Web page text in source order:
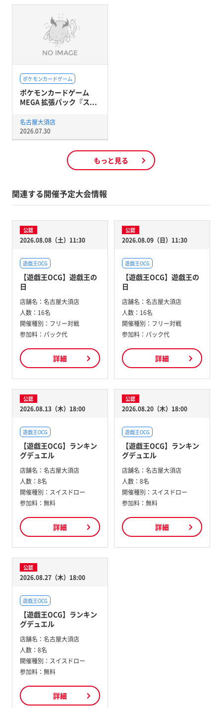
ポケモンカードゲーム
ポケモンカードゲーム
MEGA 拡張パック『ス...
名古屋大須店
2026.07.30
もっと見る
関連する開催予定大会情報
公認
2026.08.08（土）11:30
遊戯王OCG
【遊戯王OCG】遊戯王の
日
店舗名： 名古屋大須店
人数： 16名
開催種別： フリー対戦
参加料： パック代
詳細
公認
2026.08.09（日）11:30
遊戯王OCG
【遊戯王OCG】遊戯王の
日
店舗名： 名古屋大須店
人数： 16名
開催種別： フリー対戦
参加料： パック代
詳細
公認
2026.08.13（木）18:00
遊戯王OCG
【遊戯王OCG】ランキン
グデュエル
店舗名： 名古屋大須店
人数： 8名
開催種別： スイスドロー
参加料： 無料
詳細
公認
2026.08.20（木）18:00
遊戯王OCG
【遊戯王OCG】ランキン
グデュエル
店舗名： 名古屋大須店
人数： 8名
開催種別： スイスドロー
参加料： 無料
詳細
公認
2026.08.27（木）18:00
遊戯王OCG
【遊戯王OCG】ランキン
グデュエル
店舗名： 名古屋大須店
人数： 8名
開催種別： スイスドロー
参加料： 無料
詳細